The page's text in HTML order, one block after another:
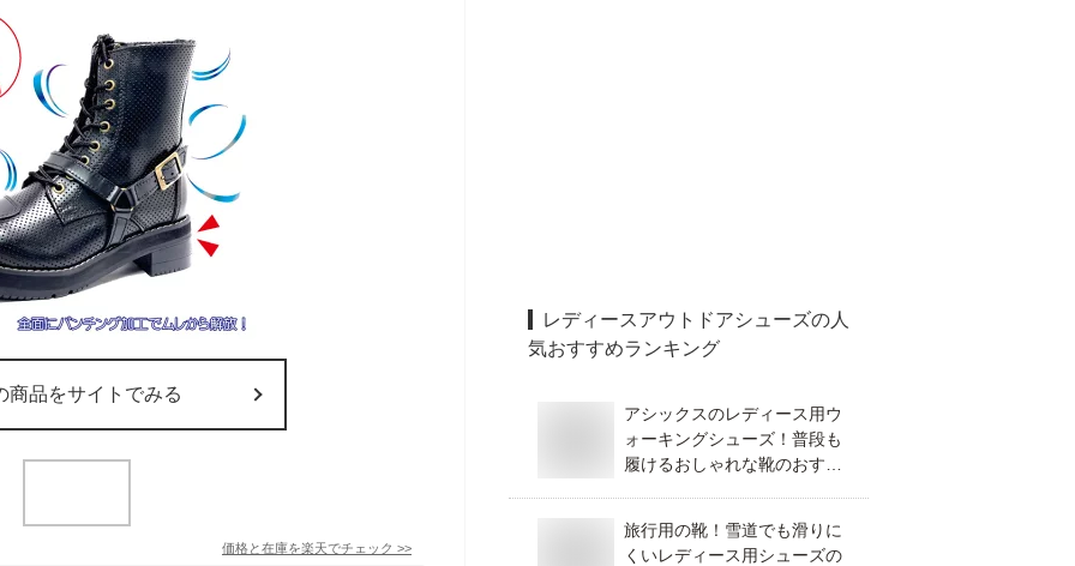
商品をサイトでみる
価格と在庫を楽天でチェック >>
レディースアウトドアシューズの人
気おすすめランキング
アシックスのレディース用ウ
ォーキングシューズ！普段も
履けるおしゃれな靴のおすす
旅行用の靴！雪道でも滑りに
くいレディース用シューズの